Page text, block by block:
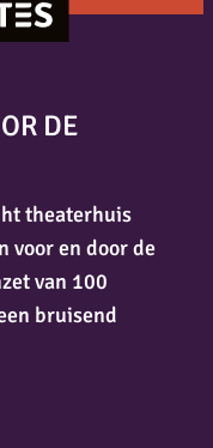
DE
theaterhuis
voor en door de
van 100
bruisend